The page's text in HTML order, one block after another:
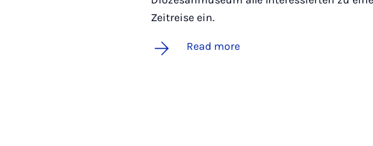
Zeitreise ein.
Read more